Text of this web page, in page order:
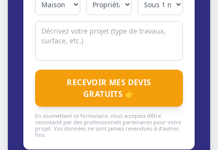
RECEVOIR MES DEVIS
GRATUITS 👉
En soumettant ce formulaire, vous acceptez d'être
recontacté par des professionnels partenaires pour votre
projet. Vos données ne sont jamais revendues à d'autres
fins.